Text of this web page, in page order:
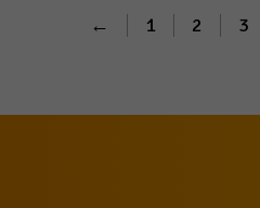
← 1 2 3